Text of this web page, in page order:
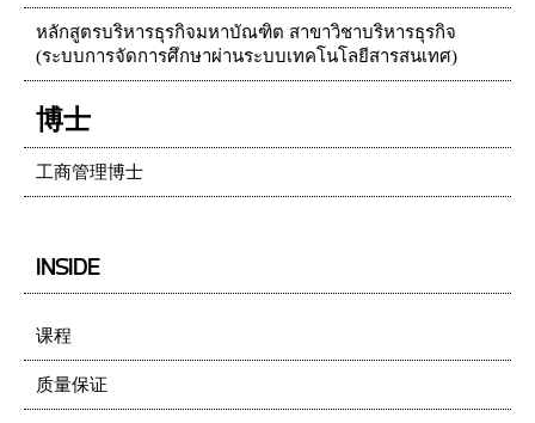
หลักสูตรบริหารธุรกิจมหาบัณฑิต สาขาวิชาบริหารธุรกิจ
(ระบบการจัดการศึกษาผ่านระบบเทคโนโลยีสารสนเทศ)
博士
工商管理博士
INSIDE
课程
质量保证